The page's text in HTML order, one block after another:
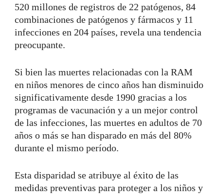
520 millones de registros de 22 patógenos, 84
combinaciones de patógenos y fármacos y 11
infecciones en 204 países, revela una tendencia
preocupante.
Si bien las muertes relacionadas con la RAM
en niños menores de cinco años han disminuido
significativamente desde 1990 gracias a los
programas de vacunación y a un mejor control
de las infecciones, las muertes en adultos de 70
años o más se han disparado en más del 80%
durante el mismo período.
Esta disparidad se atribuye al éxito de las
medidas preventivas para proteger a los niños y